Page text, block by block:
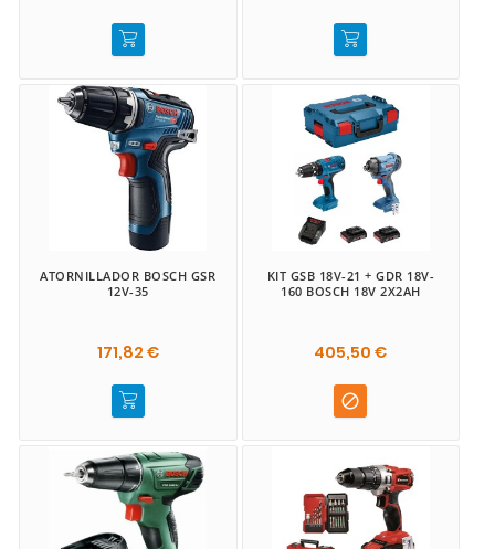
ATORNILLADOR BOSCH GSR
12V-35
171,82 €
KIT GSB 18V-21 + GDR 18V-
160 BOSCH 18V 2X2AH
405,50 €
